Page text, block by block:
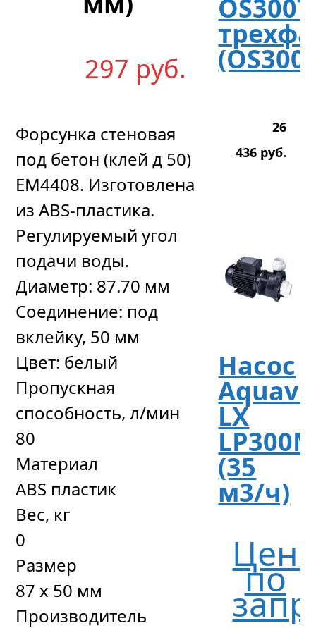
297 руб.
Форсунка стеновая
под бетон (клей д 50)
EM4408. Изготовлена
из ABS-пластика.
Регулируемый угол
подачи воды.
Диаметр: 87.70 мм
Соединение: под
вклейку, 50 мм
Цвет: белый
Пропускная
способность, л/мин
80
Материал
ABS пластик
Вес, кг
0
Размер
87 х 50 мм
Производитель
OS300T
26
436 руб.
Насос
LX
(35
м3/ч)
по